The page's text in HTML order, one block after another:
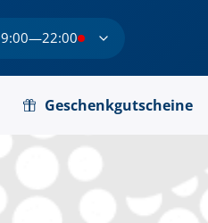
Geschenkgutscheine